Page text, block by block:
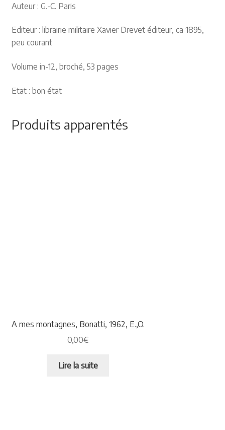
Auteur : G.-C. Paris
Editeur : librairie militaire Xavier Drevet éditeur, ca 1895,
peu courant
Volume in-12, broché, 53 pages
Etat : bon état
Produits apparentés
A mes montagnes, Bonatti, 1962, E.,O.
0,00€
Lire la suite